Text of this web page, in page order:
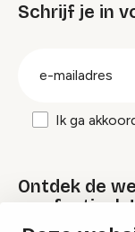
Schrijf je in
Ik ga
Ontdek de
van festivals!